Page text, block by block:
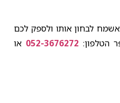
לבחון אותו ולספק לכם
הטלפון: 052-3676272 או